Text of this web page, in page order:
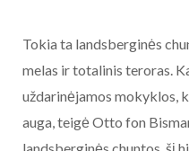
Tokia ta landsberginės
melas ir totalinis teroras.
uždarinėjamos mokyklos,
auga, teigė Otto fon
landsberginės chuntos, šį